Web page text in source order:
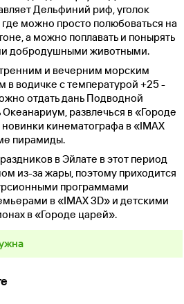
Дельфиний риф, уголок
можно просто полюбоваться на
а можно поплавать и понырять
добродушными животными.
и вечерним морским
водичке с температурой +25 -
отдать дань Подводной
развлечься в «Городе
кинематографа в «IMAX
пирамиды.
в Эйлате в этот период
из-за жары, поэтому приходится
программами
в «IMAX 3D» и детскими
в «Городе царей».